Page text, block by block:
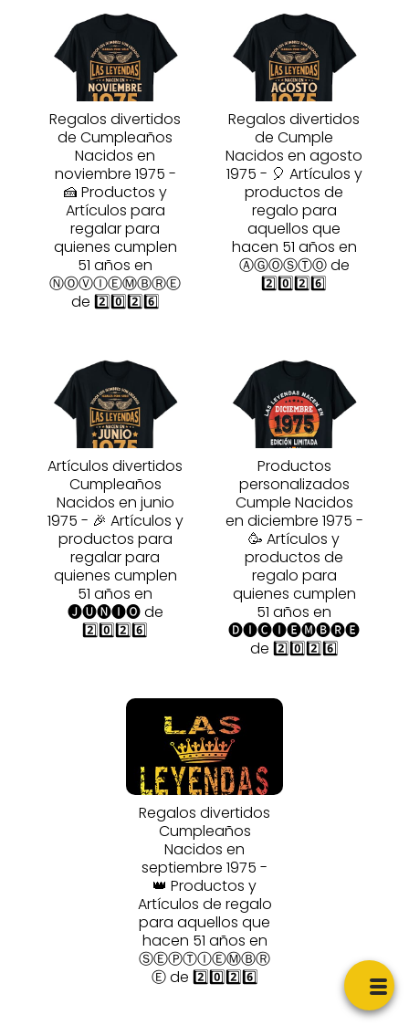
Regalos divertidos
de Cumpleaños
Nacidos en
noviembre 1975 -
🍰 Productos y
Artículos para
regalar para
quienes cumplen
51 años en
ⓃⓄⓋⒾⒺⓂⒷⓇⒺ
de 2️⃣0️⃣2️⃣6️⃣
Regalos divertidos
de Cumple
Nacidos en agosto
1975 - 🎈 Artículos y
productos de
regalo para
aquellos que
hacen 51 años en
ⒶⒼⓄⓈⓉⓄ de
2️⃣0️⃣2️⃣6️⃣
Artículos divertidos
Cumpleaños
Nacidos en junio
1975 - 🎉 Artículos y
productos para
regalar para
quienes cumplen
51 años en
🅙🅤🅝🅘🅞 de
2️⃣0️⃣2️⃣6️⃣
Productos
personalizados
Cumple Nacidos
en diciembre 1975 -
🥳 Artículos y
productos de
regalo para
quienes cumplen
51 años en
🅓🅘🅒🅘🅔🅜🅑🅡🅔
de 2️⃣0️⃣2️⃣6️⃣
Regalos divertidos
Cumpleaños
Nacidos en
septiembre 1975 -
👑 Productos y
Artículos de regalo
para aquellos que
hacen 51 años en
ⓈⒺⓅⓉⒾⒺⓂⒷⓇ
Ⓔ de 2️⃣0️⃣2️⃣6️⃣